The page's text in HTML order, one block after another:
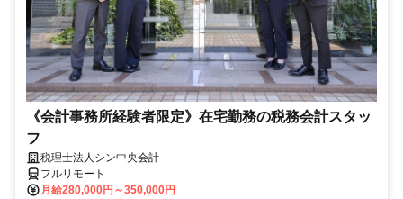
《会計事務所経験者限定》在宅勤務の税務会計スタッ
フ
税理士法人シン中央会計
フルリモート
月給280,000円～350,000円